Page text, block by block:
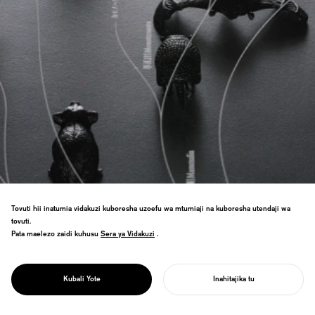
GGG/
MTI WA MAGEUZI
bandia, unaonyesha pengo za ubunifu na
vyanzo vya uvumbuzi.
Tovuti hii inatumia vidakuzi kuboresha uzoefu wa mtumiaji na kuboresha utendaji wa
tovuti.
Pata maelezo zaidi kuhusu Sera ya Vidakuzi
Sera ya Vidakuzi .
Kubali Yote Inahitajika tu